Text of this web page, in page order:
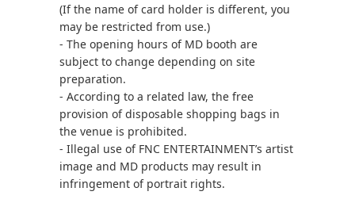
(If the name of card holder is different, you
may be restricted from use.)
- The opening hours of MD booth are
subject to change depending on site
preparation.
- According to a related law, the free
provision of disposable shopping bags in
the venue is prohibited.
- Illegal use of FNC ENTERTAINMENT’s artist
image and MD products may result in
infringement of portrait rights.